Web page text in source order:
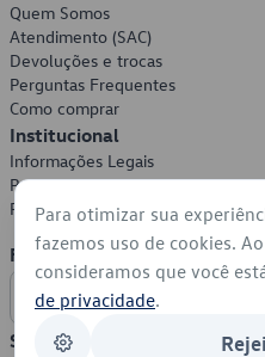
Quem Somos
Atendimento (SAC)
Devoluções e trocas
Perguntas Frequentes
Como comprar
Institucional
Informações Legais
Política de Privacidade
Política de Cookies
Formas de Pagamento
Segurança
Para otimizar sua
fazemos uso de cookies.
consideramos que você
de privacidade.